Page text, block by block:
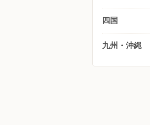
四国
九州・沖縄